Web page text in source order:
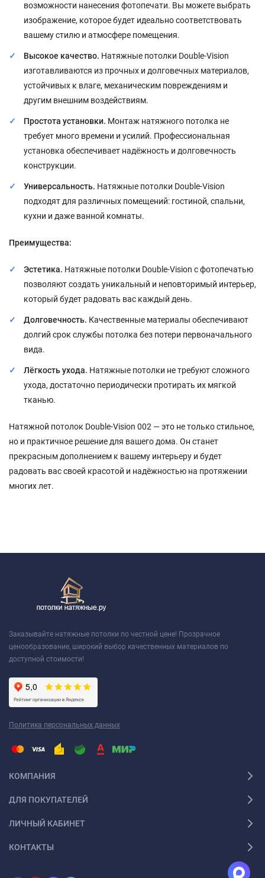
возможности нанесения фотопечати. Вы можете выбрать
изображение, которое будет идеально соответствовать
вашему стилю и атмосфере помещения.
Высокое качество. Натяжные потолки Double-Vision
изготавливаются из прочных и долговечных материалов,
устойчивых к влаге, механическим повреждениям и
другим внешним воздействиям.
Простота установки. Монтаж натяжного потолка не
требует много времени и усилий. Профессиональная
установка обеспечивает надёжность и долговечность
конструкции.
Универсальность. Натяжные потолки Double-Vision
подходят для различных помещений: гостиной, спальни,
кухни и даже ванной комнаты.
Преимущества:
Эстетика. Натяжные потолки Double-Vision с фотопечатью
позволяют создать уникальный и неповторимый интерьер,
который будет радовать вас каждый день.
Долговечность. Качественные материалы обеспечивают
долгий срок службы потолка без потери первоначального
вида.
Лёгкость ухода. Натяжные потолки не требуют сложного
ухода, достаточно периодически протирать их мягкой
тканью.
Натяжной потолок Double-Vision 002 — это не только стильное,
но и практичное решение для вашего дома. Он станет
прекрасным дополнением к вашему интерьеру и будет
радовать вас своей красотой и надёжностью на протяжении
многих лет.
Заказывайте натяжные потолки по честной цене! Прозрачное
ценообразование, широкий выбор качественных материалов по
доступной стоимости!
Политика персональных данных
КОМПАНИЯ
ДЛЯ ПОКУПАТЕЛЕЙ
ЛИЧНЫЙ КАБИНЕТ
КОНТАКТЫ